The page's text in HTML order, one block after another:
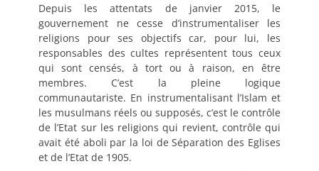
Depuis les attentats de janvier 2015, le
gouvernement ne cesse d’instrumentaliser les
religions pour ses objectifs car, pour lui, les
responsables des cultes représentent tous ceux
qui sont censés, à tort ou à raison, en être
membres. C’est la pleine logique
communautariste. En instrumentalisant l’Islam et
les musulmans réels ou supposés, c’est le contrôle
de l’Etat sur les religions qui revient, contrôle qui
avait été aboli par la loi de Séparation des Eglises
et de l’Etat de 1905.